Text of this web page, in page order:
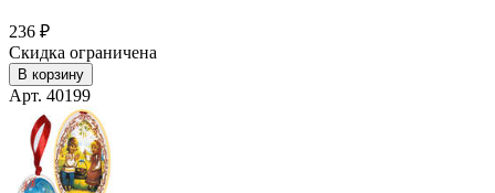
236 ₽
Скидка ограничена
В корзину
Арт. 40199